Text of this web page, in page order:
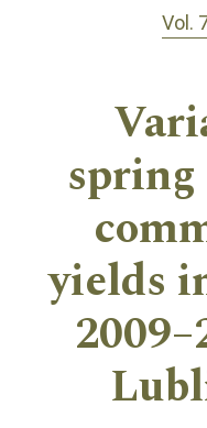
Vol.
yields